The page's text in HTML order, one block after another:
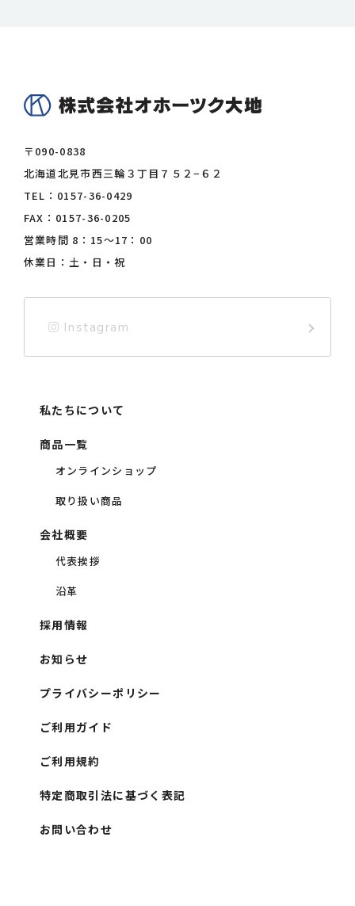
〒090-0838
北海道北見市西三輪３丁目７５２−６２
TEL： 0157-36-0429
FAX：0157-36-0205
営業時間 8：15〜17：00
休業日：土・日・祝
Instagram
私たちについて
商品一覧
オンラインショップ
取り扱い商品
会社概要
代表挨拶
沿革
採用情報
お知らせ
プライバシーポリシー
ご利用ガイド
ご利用規約
特定商取引法に基づく表記
お問い合わせ